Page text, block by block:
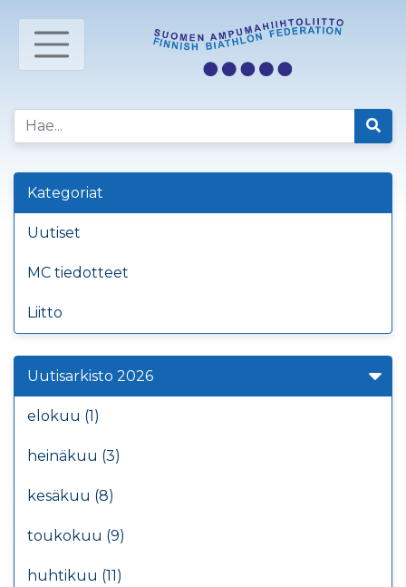
Kategoriat
Uutiset
MC tiedotteet
Liitto
Uutisarkisto 2026
elokuu (1)
heinäkuu (3)
kesäkuu (8)
toukokuu (9)
huhtikuu (11)